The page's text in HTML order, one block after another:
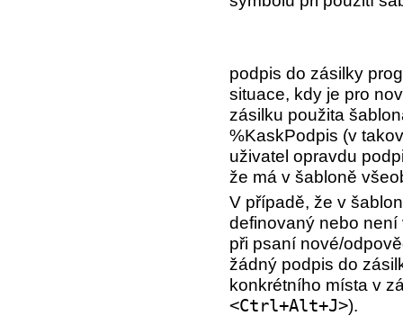
podpis do zásilky
situace, kdy je pro
zásilku použita
%KaskPodpis (v
uživatel opravdu
že má v šabloně
V případě, že v
definovaný nebo
při psaní nové/
žádný podpis do
konkrétního místa v
<Ctrl+Alt+J>).